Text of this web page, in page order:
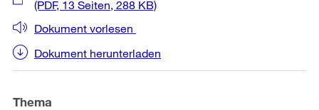
(PDF, 13 Seiten, 288 KB)
Dokument vorlesen
Dokument herunterladen
Thema